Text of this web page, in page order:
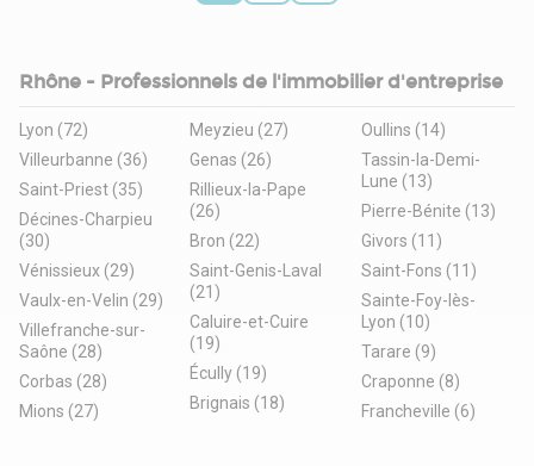
Rhône - Professionnels de l'immobilier d'entreprise
Lyon (72)
Villeurbanne (36)
Saint-Priest (35)
Décines-Charpieu
(30)
Vénissieux (29)
Vaulx-en-Velin (29)
Villefranche-sur-
Saône (28)
Corbas (28)
Mions (27)
Meyzieu (27)
Genas (26)
Rillieux-la-Pape
(26)
Bron (22)
Saint-Genis-Laval
(21)
Caluire-et-Cuire
(19)
Écully (19)
Brignais (18)
Oullins (14)
Tassin-la-Demi-
Lune (13)
Pierre-Bénite (13)
Givors (11)
Saint-Fons (11)
Sainte-Foy-lès-
Lyon (10)
Tarare (9)
Craponne (8)
Francheville (6)